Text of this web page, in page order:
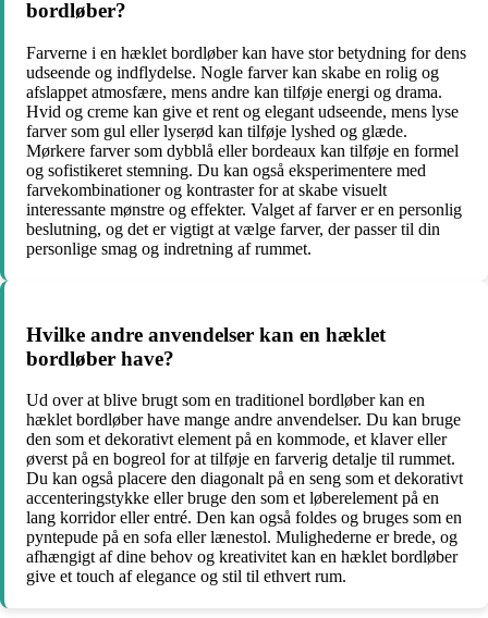
bordløber?
Farverne i en hæklet bordløber kan have stor betydning for dens
udseende og indflydelse. Nogle farver kan skabe en rolig og
afslappet atmosfære, mens andre kan tilføje energi og drama.
Hvid og creme kan give et rent og elegant udseende, mens lyse
farver som gul eller lyserød kan tilføje lyshed og glæde.
Mørkere farver som dybblå eller bordeaux kan tilføje en formel
og sofistikeret stemning. Du kan også eksperimentere med
farvekombinationer og kontraster for at skabe visuelt
interessante mønstre og effekter. Valget af farver er en personlig
beslutning, og det er vigtigt at vælge farver, der passer til din
personlige smag og indretning af rummet.
Hvilke andre anvendelser kan en hæklet
bordløber have?
Ud over at blive brugt som en traditionel bordløber kan en
hæklet bordløber have mange andre anvendelser. Du kan bruge
den som et dekorativt element på en kommode, et klaver eller
øverst på en bogreol for at tilføje en farverig detalje til rummet.
Du kan også placere den diagonalt på en seng som et dekorativt
accenteringstykke eller bruge den som et løberelement på en
lang korridor eller entré. Den kan også foldes og bruges som en
pyntepude på en sofa eller lænestol. Mulighederne er brede, og
afhængigt af dine behov og kreativitet kan en hæklet bordløber
give et touch af elegance og stil til ethvert rum.